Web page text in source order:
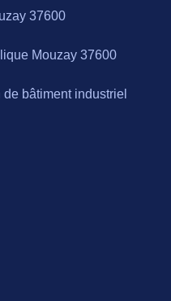
37600
Mouzay 37600
bâtiment industriel